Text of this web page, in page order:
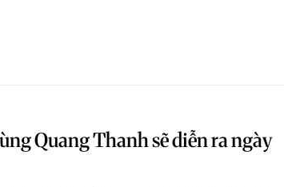
Quang Thanh sẽ diễn ra ngày